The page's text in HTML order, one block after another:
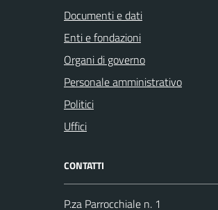
Documenti e dati
Enti e fondazioni
Organi di governo
Personale amministrativo
Politici
Uffici
CONTATTI
P.za Parrocchiale n. 1